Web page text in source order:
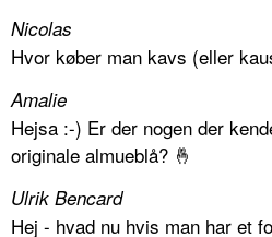
Nicolas
Hvor køber man kavs (eller
Amalie
Hejsa :-) Er der nogen der
originale almueblå? 🤞
Ulrik Bencard
Hej - hvad nu hvis man har et